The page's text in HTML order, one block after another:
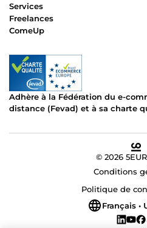
Services
Freelances
ComeUp
Adhère à la Fédération du e-
distance (Fevad) et à sa charte
© 2026
Conditions
Politique de
Français •